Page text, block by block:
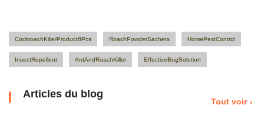
CockroachKillerProduct8Pcs RoachPowderSachets HomePestControl
InsectRepellent AntAndRoachKiller EffectiveBugSolution
Articles du blog
Tout voir